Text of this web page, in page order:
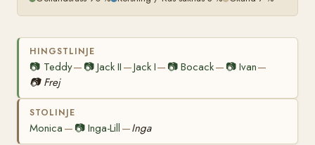
HINGSTLINJE
📷 Teddy— 📷Jack II —Jack I— 📷Bocack— 📷 Ivan—
📷 Frej
STOLINJE
Monica — 📷Inga-Lill —Inga